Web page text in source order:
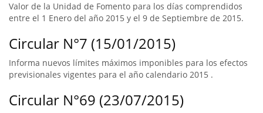
Valor de la Unidad de Fomento para los días comprendidos
entre el 1 Enero del año 2015 y el 9 de Septiembre de 2015.
Circular N°7 (15/01/2015)
Informa nuevos límites máximos imponibles para los efectos
previsionales vigentes para el año calendario 2015 .
Circular N°69 (23/07/2015)